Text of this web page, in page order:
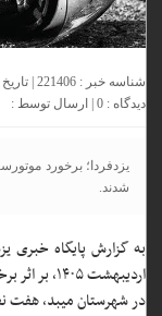
دیدگاه :0 | ارسال توسط :
یزدفردا؛ برخورد
شدند.
اردیبهشت
در شهرستان میبد، هفت